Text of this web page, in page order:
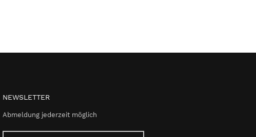
NEWSLETTER
Abmeldung jederzeit möglich